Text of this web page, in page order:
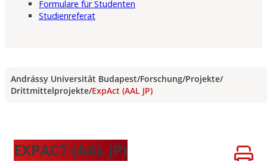
Formulare für Studenten
Studienreferat
Andrássy Universität Budapest/Forschung/Projekte/
Drittmittelprojekte/ExpAct (AAL JP)
EXPACT (AAL JP)